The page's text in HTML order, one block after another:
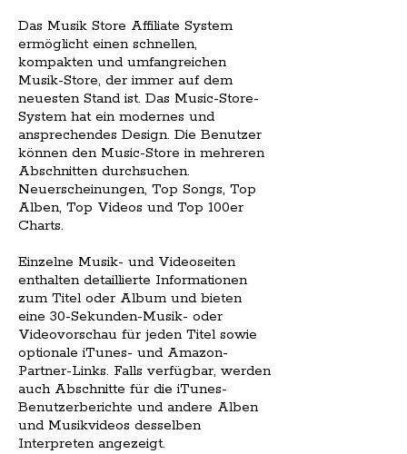
Das Musik Store Affiliate System
ermöglicht einen schnellen,
kompakten und umfangreichen
Musik-Store, der immer auf dem
neuesten Stand ist. Das Music-Store-
System hat ein modernes und
ansprechendes Design. Die Benutzer
können den Music-Store in mehreren
Abschnitten durchsuchen.
Neuerscheinungen, Top Songs, Top
Alben, Top Videos und Top 100er
Charts.
Einzelne Musik- und Videoseiten
enthalten detaillierte Informationen
zum Titel oder Album und bieten
eine 30-Sekunden-Musik- oder
Videovorschau für jeden Titel sowie
optionale iTunes- und Amazon-
Partner-Links. Falls verfügbar, werden
auch Abschnitte für die iTunes-
Benutzerberichte und andere Alben
und Musikvideos desselben
Interpreten angezeigt.